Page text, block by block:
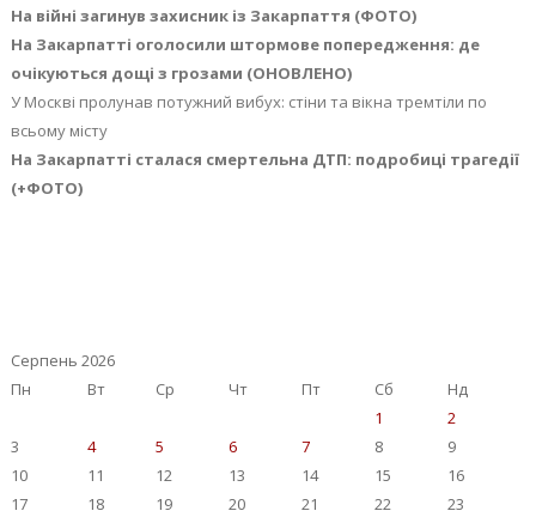
На війні загинув захисник із Закарпаття (ФОТО)
На Закарпатті оголосили штормове попередження: де
очікуються дощі з грозами (ОНОВЛЕНО)
У Москві пролунав потужний вибух: стіни та вікна тремтіли по
всьому місту
На Закарпатті сталася смертельна ДТП: подробиці трагедії
(+ФОТО)
Серпень 2026
Пн
Вт Ср Чт Пт Сб
Нд
1
2
3
4 5 6 7 8
9
10
11 12 13 14 15
16
17
18 19 20 21 22
23